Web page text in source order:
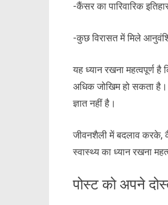
-कैंसर का पारिवारिक
-कुछ विरासत में मिले
यह ध्यान रखना महत्वपूर्ण
अधिक जोखिम हो सकता
ज्ञात नहीं है।
जीवनशैली में बदलाव करके,
स्वास्थ्य का ध्यान रखना
पोस्ट को अपने